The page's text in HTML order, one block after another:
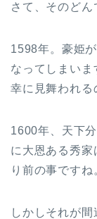
さて、そのど
1598年。豪姫
なってしまいま
幸に見舞われる
1600年、天下
に大恩ある秀家
り前の事ですね
しかしそれが